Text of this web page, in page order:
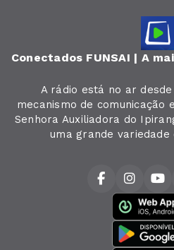
Conectados FUNSAI | A
A rádio está no ar desde
mecanismo de comunicação
Senhora Auxiliadora do
uma grande